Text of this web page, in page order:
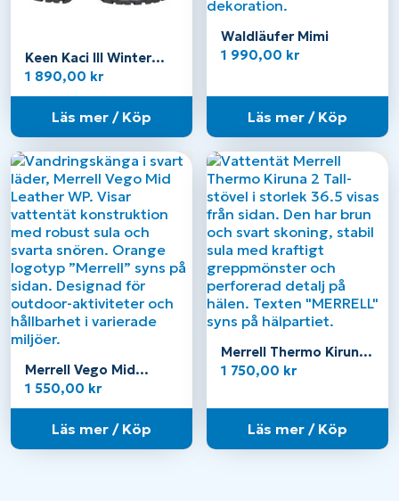
Keen Kaci III Winter
Mid Waterproof – Dam
1 890,00 kr
Läs mer / Köp
Waldläufer Mimi
1 990,00 kr
Läs mer / Köp
Merrell Vego Mid
Leather Waterproof –
1 550,00 kr
Läs mer / Köp
Merrell Thermo Kiruna
2 Tall Waterproof –
1 750,00 kr
Läs mer / Köp